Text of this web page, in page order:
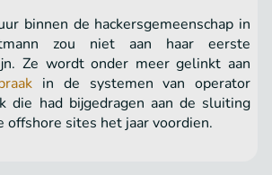
binnen de hackersgemeenschap in
zou niet aan haar eerste
Ze wordt onder meer gelinkt aan
in de systemen van operator
die had bijgedragen aan de sluiting
offshore sites het jaar voordien.